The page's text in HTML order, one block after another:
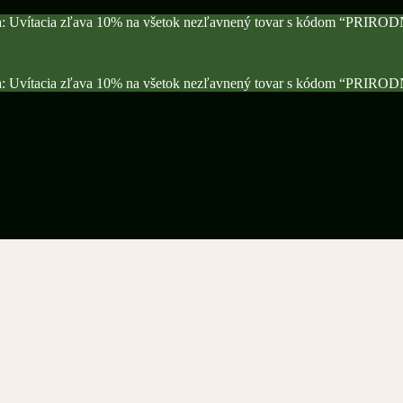
Uvítacia zľava 10% na všetok nezľavnený tovar s kódom
Uvítacia zľava 10% na všetok nezľavnený tovar s kódom